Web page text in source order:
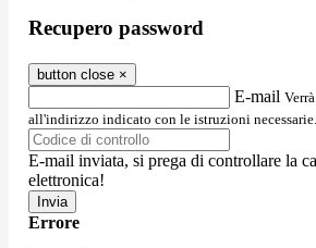
Recupero password
button close ×
E-mail
all'indirizzo indicato con le istruzioni necessarie.
E-mail inviata, si prega di controllare la
elettronica!
Errore